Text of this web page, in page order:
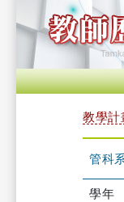
教學計
管科
學年